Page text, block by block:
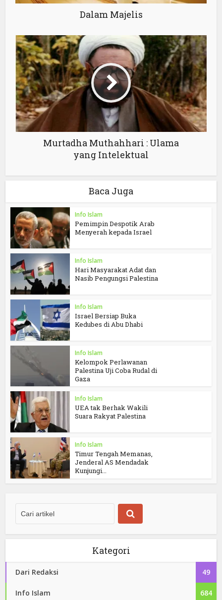
Dalam Majelis
Murtadha Muthahhari : Ulama
yang Intelektual
Baca Juga
Info Islam
Pemimpin Despotik Arab
Menyerah kepada Israel
Info Islam
Hari Masyarakat Adat dan
Nasib Pengungsi Palestina
Info Islam
Israel Bersiap Buka
Kedubes di Abu Dhabi
Info Islam
Kelompok Perlawanan
Palestina Uji Coba Rudal di
Gaza
Info Islam
UEA tak Berhak Wakili
Suara Rakyat Palestina
Info Islam
Timur Tengah Memanas,
Jenderal AS Mendadak
Kunjungi...
Kategori
Dari Redaksi 49
Info Islam 684